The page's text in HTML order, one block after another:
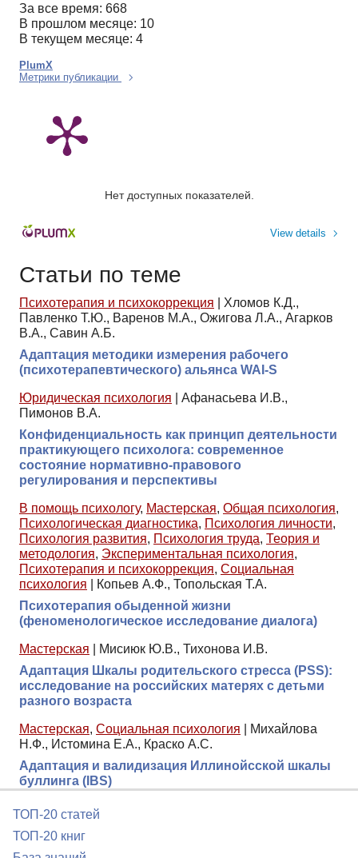
За все время: 668
В прошлом месяце: 10
В текущем месяце: 4
PlumX
Метрики публикации
Нет доступных показателей.
View details
Статьи по теме
Психотерапия и психокоррекция
Хломов К.Д.,
Павленко Т.Ю., Варенов М.А., Ожигова Л.А., Агарков
В.А., Савин А.Б.
Адаптация методики измерения рабочего
(психотерапевтического) альянса WAI-S
Юридическая психология
Афанасьева И.В.,
Пимонов В.А.
Конфиденциальность как принцип деятельности
практикующего психолога: современное
состояние нормативно-правового
регулирования и перспективы
В помощь психологу, Мастерская, Общая психология,
Психологическая диагностика, Психология личности,
Психология развития, Психология труда, Теория и
методология, Экспериментальная психология,
Психотерапия и психокоррекция, Социальная
психология
Копьев А.Ф., Топольская Т.А.
Психотерапия обыденной жизни
(феноменологическое исследование диалога)
Мастерская
Мисиюк Ю.В., Тихонова И.В.
Адаптация Шкалы родительского стресса (PSS):
исследование на российских матерях с детьми
разного возраста
Мастерская, Социальная психология
Михайлова
Н.Ф., Истомина Е.А., Краско А.С.
Адаптация и валидизация Иллинойсской шкалы
буллинга (IBS)
ТОП-20 статей
ТОП-20 книг